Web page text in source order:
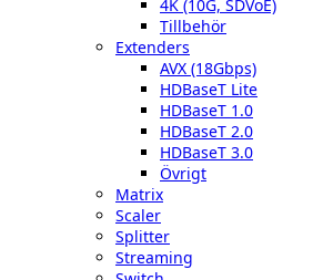
4K (10G, SDVoE)
Tillbehör
Extenders
AVX (18Gbps)
HDBaseT Lite
HDBaseT 1.0
HDBaseT 2.0
HDBaseT 3.0
Övrigt
Matrix
Scaler
Splitter
Streaming